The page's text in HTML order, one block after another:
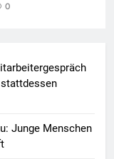
0
Junge Menschen